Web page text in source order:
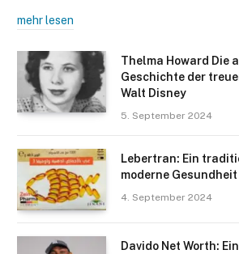
mehr lesen
Thelma Howard Die
Geschichte der
Walt Disney
5. September 2024
Lebertran: Ein
moderne Gesundheit
4. September 2024
Davido Net Worth: